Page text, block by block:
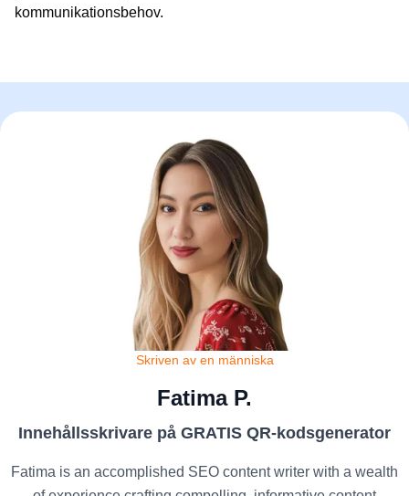
kommunikationsbehov.
Skriven av en människa
Fatima P.
Innehållsskrivare på GRATIS QR-kodsgenerator
Fatima is an accomplished SEO content writer with a wealth